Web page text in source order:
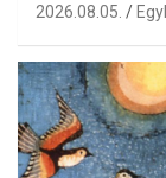
2026.08.05.